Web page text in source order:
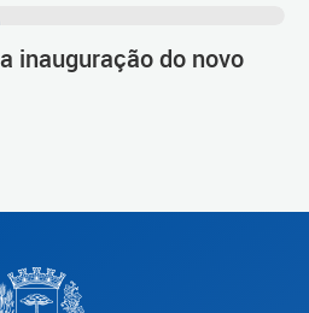
inauguração do novo